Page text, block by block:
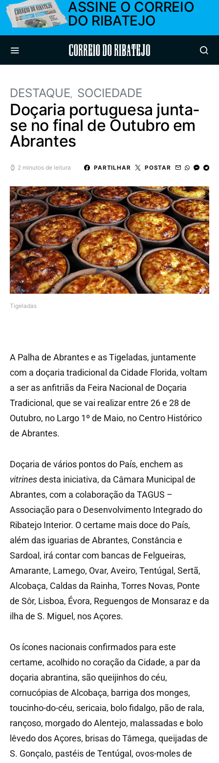
ASSINE O CORREIO
DO RIBATEJO
Correio do Ribatejo
DESTAQUE SOCIEDADE
Doçaria portuguesa junta-
se no final de Outubro em
Abrantes
2 minutos de leitura PARTILHAR POSTAR
Tigeladas
A Palha de Abrantes e as Tigeladas, juntamente
com a doçaria tradicional da Cidade Florida, voltam
a ser as anfitriãs da Feira Nacional de Doçaria
Tradicional, que se vai realizar entre 26 e 28 de
Outubro, no Largo 1º de Maio, no Centro Histórico
de Abrantes.
Doçaria de vários pontos do País, enchem as
vitrinesdesta iniciativa, da Câmara Municipal de
Abrantes, com a colaboração da TAGUS –
Associação para o Desenvolvimento Integrado do
Ribatejo Interior. O certame mais doce do País,
além das iguarias de Abrantes, Constância e
Sardoal, irá contar com bancas de Felgueiras,
Amarante, Lamego, Ovar, Aveiro, Tentúgal, Sertã,
Alcobaça, Caldas da Rainha, Torres Novas, Ponte
de Sôr, Lisboa, Évora, Reguengos de Monsaraz e da
ilha de S. Miguel, nos Açores.
Os ícones nacionais confirmados para este
certame, acolhido no coração da Cidade, a par da
doçaria abrantina, são queijinhos do céu,
cornucópias de Alcobaça, barriga dos monges,
toucinho-do-céu, sericaia, bolo fidalgo, pão de rala,
rançoso, morgado do Alentejo, malassadas e bolo
lêvedo dos Açores, brisas do Tâmega, queijadas de
S. Gonçalo, pastéis de Tentúgal, ovos-moles de